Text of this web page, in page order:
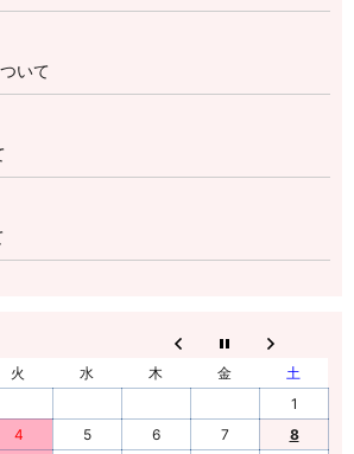
いて
火 水 木 金
土
1
4 5 6 7
8